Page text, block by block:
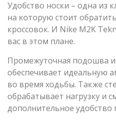
Удобство носки – одна из
на которую стоит
кроссовок. И Nike M2K
вас в этом плане.
Промежуточная подошва
обеспечивает идеальную
во время ходьбы. Также
обрабатывает нагрузку и
дополнительное удобство